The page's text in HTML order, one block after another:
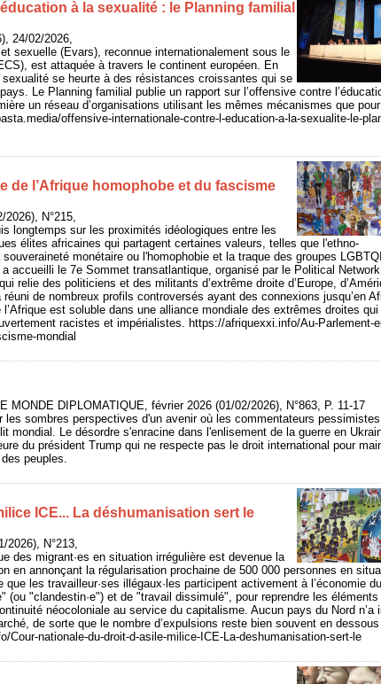
à la sexualité : le Planning familial
24/02/2026,
sexuelle (Evars), reconnue internationalement sous le
est attaquée à travers le continent européen. En
se heurte à des résistances croissantes qui se
Le Planning familial publie un rapport sur l’offensive contre
un réseau d’organisations utilisant les mêmes mécanismes que pour
offensive-internationale-contre-l-education-a-la-sexualite-le-
de l’Afrique homophobe et du fascisme
N°215,
longtemps sur les proximités idéologiques entre les
élites africaines qui partagent certaines valeurs, telles que l'ethno-
monétaire ou l'homophobie et la traque des groupes
accueilli le 7e Sommet transatlantique, organisé par le Political
relie des politiciens et des militants d’extrême droite d’Europe,
de nombreux profils controversés ayant des connexions jusqu’en
est soluble dans une alliance mondiale des extrêmes droites qui
racistes et impérialistes. https://afriquexxi.info/Au-Parlement-
mondial
MONDE DIPLOMATIQUE, février 2026 (01/02/2026), N°863, P. 11-17
les sombres perspectives d'un avenir où les commentateurs pessimistes
mondial. Le désordre s'enracine dans l'enlisement de la guerre en
du président Trump qui ne respecte pas le droit international pour
peuples.
ICE... La déshumanisation sert le
2026), N°213,
des migrant·es en situation irrégulière est devenue la
en annonçant la régularisation prochaine de 500 000 personnes en
les travailleur·ses illégaux·les participent activement à l’économie
(ou "clandestin·e") et de "travail dissimulé", pour reprendre les éléments
néocoloniale au service du capitalisme. Aucun pays du Nord n’a
de sorte que le nombre d’expulsions reste bien souvent en
nationale-du-droit-d-asile-milice-ICE-La-deshumanisation-sert-le